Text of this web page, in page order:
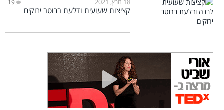
18 מרץ, 2021 19
קציצות שעועית ודלעת ברוטב ירוקים